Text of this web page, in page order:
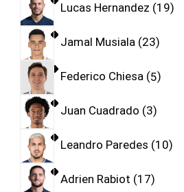
Lucas Hernandez 19
Jamal Musiala 23
Federico Chiesa 5
Juan Cuadrado 3
Leandro Paredes 10
Adrien Rabiot 17